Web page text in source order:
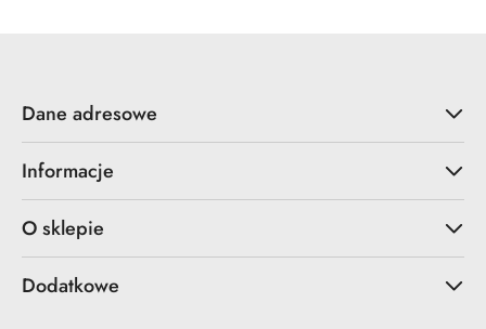
Dane adresowe
Informacje
O sklepie
Dodatkowe